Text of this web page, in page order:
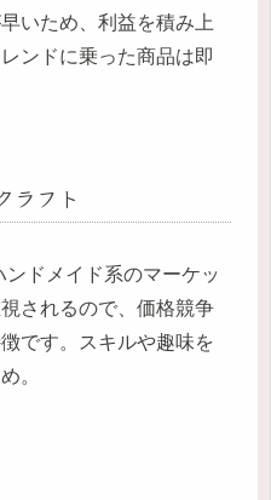
いため、利益を積み上
ンドに乗った商品は即
ラフト
ドメイド系のマーケッ
されるので、価格競争
です。スキルや趣味を
。